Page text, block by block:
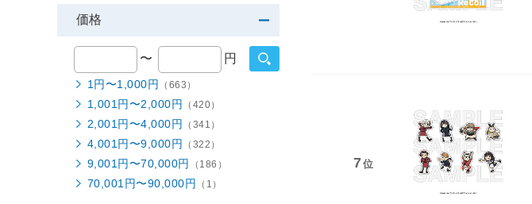
7位
価格
〜 円
1円〜1,000円 （663）
1,001円〜2,000円 （420）
2,001円〜4,000円 （341）
4,001円〜9,000円 （322）
9,001円〜70,000円 （186）
70,001円〜90,000円 （1）